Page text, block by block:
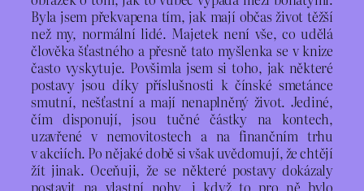
Byla jsem překvapena tím, jak mají občas život těžší
než my, normální lidé. Majetek není vše, co udělá
člověka šťastného a přesně tato myšlenka se v knize
často vyskytuje. Povšimla jsem si toho, jak některé
postavy jsou díky příslušnosti k čínské smetánce
smutní, nešťastní a mají nenaplněný život. Jediné,
čím disponují, jsou tučné částky na kontech,
uzavřené v nemovitostech a na finančním trhu
v akciích. Po nějaké době si však uvědomují, že chtějí
žít jinak. Oceňuji, že se některé postavy dokázaly